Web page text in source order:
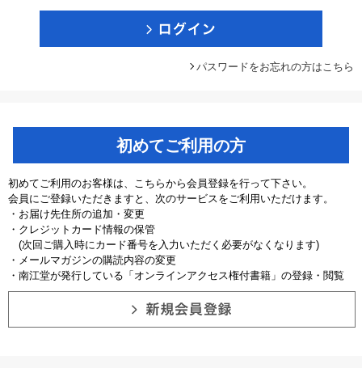
パスワードをお忘れの方はこちら
初めてご利用の方
初めてご利用のお客様は、こちらから会員登録を行って下さい。
会員にご登録いただきますと、次のサービスをご利用いただけます。
・お届け先住所の追加・変更
・クレジットカード情報の保管
(次回ご購入時にカード番号を入力いただく必要がなくなります)
・メールマガジンの購読内容の変更
・南江堂が発行している「オンラインアクセス権付書籍」の登録・閲覧